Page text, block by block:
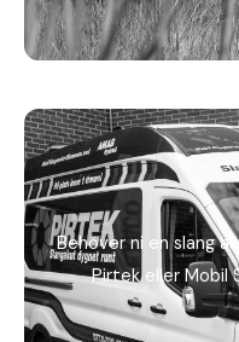
Behöver ni en slang
Pirtek eller Mobil